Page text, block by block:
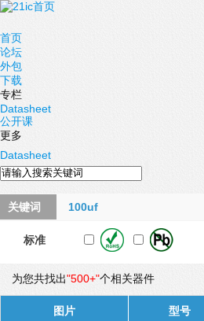
首页
论坛
外包
下载
专栏
Datasheet
公开课
更多
Datasheet
关键词 100uf
标准
为您共找出"500+"个相关器件
图片 型号